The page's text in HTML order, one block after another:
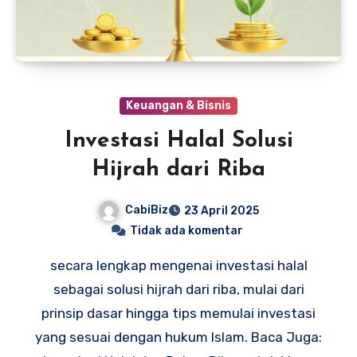
Keuangan & Bisnis
Investasi Halal Solusi
Hijrah dari Riba
CabiBiz
23 April 2025
Tidak ada komentar
secara lengkap mengenai investasi halal
sebagai solusi hijrah dari riba, mulai dari
prinsip dasar hingga tips memulai investasi
yang sesuai dengan hukum Islam. Baca Juga: